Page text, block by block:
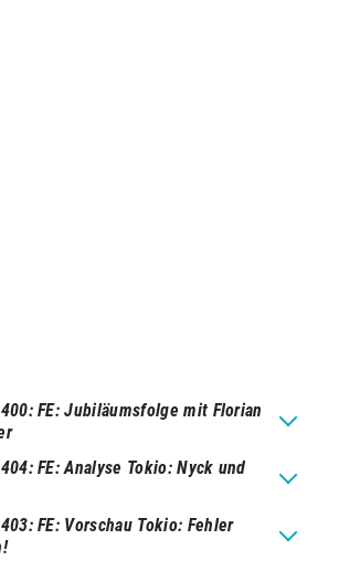
FE: Jubiläumsfolge mit Florian
FE: Analyse Tokio: Nyck und
FE: Vorschau Tokio: Fehler